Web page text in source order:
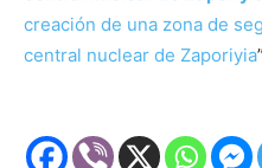
creación de una zona de
central nuclear de Zaporiyia